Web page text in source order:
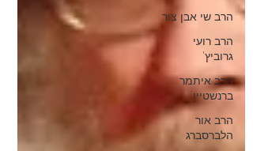
הרב שי אבן צור
הרב רועי
גרוביץ'
הרב איתמר
ברנשטיין
הרב אור
הלברסברג